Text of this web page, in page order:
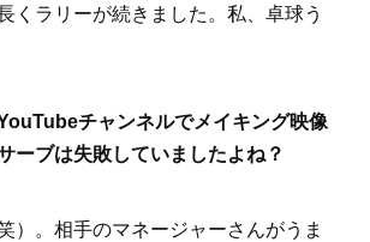
くラリーが続きました。私、卓球う
チャンネルでメイキング映像
ーブは失敗していましたよね？
）。相手のマネージャーさんがうま